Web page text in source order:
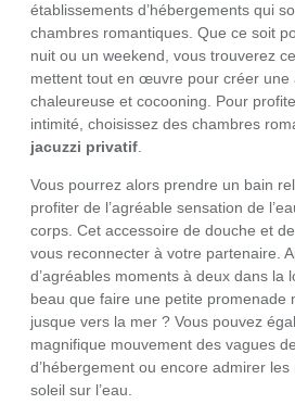
établissements d’hébergements qui
chambres romantiques. Que ce soit
nuit ou un weekend, vous trouverez
mettent tout en œuvre pour créer une
chaleureuse et cocooning. Pour
intimité, choisissez des chambres
jacuzzi privatif
Vous pourrez alors prendre un bain
profiter de l’agréable sensation de
corps. Cet accessoire de douche et
vous reconnecter à votre partenaire.
d’agréables moments à deux dans la
beau que faire une petite promenade
jusque vers la mer ? Vous pouvez
magnifique mouvement des vagues
d’hébergement ou encore admirer
soleil sur l’eau.